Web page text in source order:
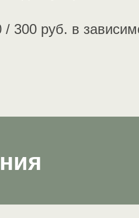
300 руб. в